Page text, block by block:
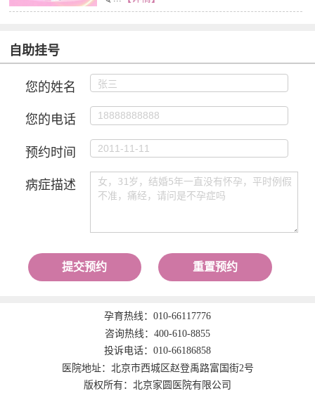
自助挂号
您的姓名
您的电话
预约时间
病症描述
提交预约 重置预约
孕育热线： 010-66117776
咨询热线： 400-610-8855
投诉电话： 010-66186858
医院地址：北京市西城区赵登禹路富国街2号
版权所有：北京家圆医院有限公司